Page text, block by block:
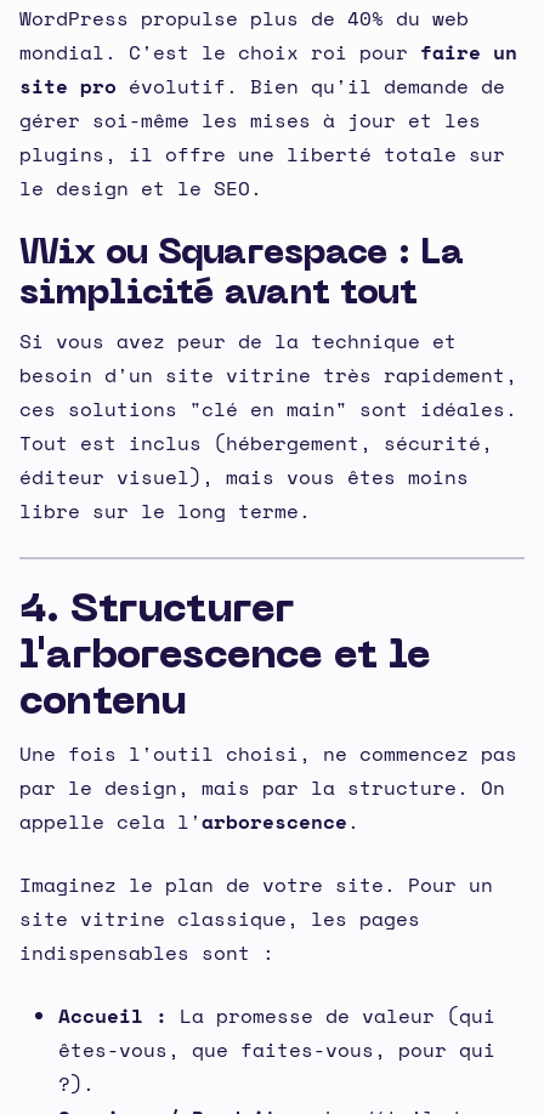
WordPress propulse plus de 40% du web
mondial. C'est le choix roi pour faire un
site pro évolutif. Bien qu'il demande de
gérer soi-même les mises à jour et les
plugins, il offre une liberté totale sur
le design et le SEO.
Wix ou Squarespace : La
simplicité avant tout
Si vous avez peur de la technique et
besoin d'un site vitrine très rapidement,
ces solutions "clé en main" sont idéales.
Tout est inclus (hébergement, sécurité,
éditeur visuel), mais vous êtes moins
libre sur le long terme.
4. Structurer
l'arborescence et le
contenu
Une fois l'outil choisi, ne commencez pas
par le design, mais par la structure. On
appelle cela l'arborescence.
Imaginez le plan de votre site. Pour un
site vitrine classique, les pages
indispensables sont :
Accueil : La promesse de valeur (qui
êtes-vous, que faites-vous, pour qui
?).